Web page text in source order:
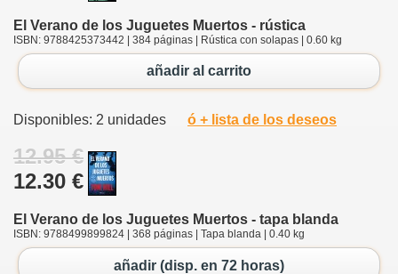
El Verano de los Juguetes Muertos - rústica
ISBN: 9788425373442 | 384 páginas | Rústica con solapas | 0.60 kg
añadir al carrito
Disponibles: 2 unidades ó + lista de los deseos
12.95 €
12.30 €
El Verano de los Juguetes Muertos - tapa blanda
ISBN: 9788499899824 | 368 páginas | Tapa blanda | 0.40 kg
añadir (disp. en 72 horas)